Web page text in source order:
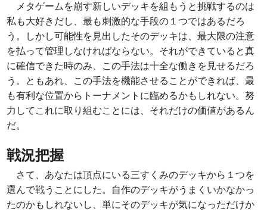
メタゲームを崩す新しいデッキを組もうと挑戦するのは
私も大好きだし、最も刺激的な手段の１つではあるだろ
う。しかし可能性を見出したそのデッキは、最大限の注意
を払って管理しなければならない。それができていると真
に確信できた時のみ、この手法は十全な働きを見せるだろ
う。ともあれ、この手法を機能させることができれば、最
も有利な位置からトーナメントに臨めるかもしれない。努
力してこれに取り組むことには、それだけの価値があるん
だ。
戦況把握
さて、あなたは頂点にいる三すくみのデッキから１つを
選んで戦うことにした。自作のデッキがうまくいかなかっ
たのかもしれないし、単にそのデッキが気になっただけか